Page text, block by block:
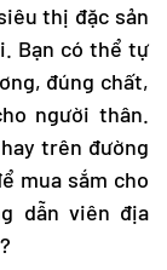
thị đặc sản
Bạn có thể tự
đúng chất,
người thân.
trên đường
mua sắm cho
dẫn viên địa